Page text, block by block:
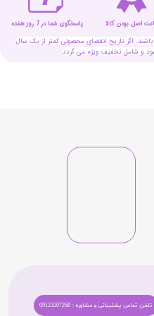
اگر تاریخ انقضای محصولی کمتر از یک سال
اصل بودن کالا پاسخگوی شما در 7 روز هفته
تلفن تماس پشتیبانی و مشاوره : 09123207268